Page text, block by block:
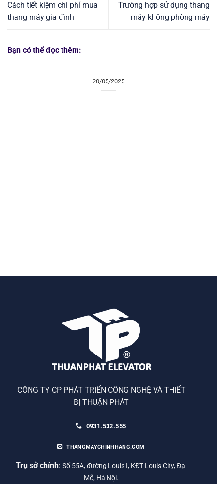
Cách tiết kiệm chi phí mua
thang máy gia đình
Trường hợp sử dụng thang
máy không phòng máy
Bạn có thể đọc thêm:
20/05/2025
CÔNG TY CP PHÁT TRIỂN CÔNG NGHỆ VÀ THIẾT
BỊ THUẬN PHÁT
0931.532.555
THANGMAYCHINHHANG.COM
Trụ sở chính: Số 55A, đường Louis I, KĐT Louis City, Đại
Mỗ, Hà Nội.